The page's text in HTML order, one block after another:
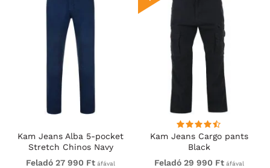
Kam Jeans Alba 5-pocket
Stretch Chinos Navy
Feladó 27 990 Ft áfával
Kam Jeans Cargo pants
Black
Feladó 29 990 Ft áfával